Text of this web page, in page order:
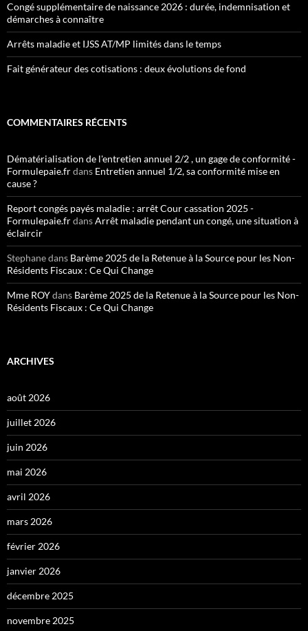
Congé supplémentaire de naissance 2026 : durée, indemnisation et
démarches à connaître
Arrêts maladie et IJSS AT/MP limités dans le temps
Fait générateur des cotisations : deux évolutions de fond
COMMENTAIRES RÉCENTS
Dématérialisation de l'entretien annuel 2/2 , un gage de conformité -
Formulepaie.frdans Entretien annuel 1/2, sa conformité mise en
cause ?
Report congés payés maladie : arrêt Cour cassation 2025 -
Formulepaie.frdansArrêt maladie pendant un congé, une situation à
éclaircir
Stephanedans Barème 2025 de la Retenue à la Source pour les Non-
Résidents Fiscaux : Ce Qui Change
Mme ROYdans Barème 2025 de la Retenue à la Source pour les Non-
Résidents Fiscaux : Ce Qui Change
ARCHIVES
août 2026
juillet 2026
juin 2026
mai 2026
avril 2026
mars 2026
février 2026
janvier 2026
décembre 2025
novembre 2025